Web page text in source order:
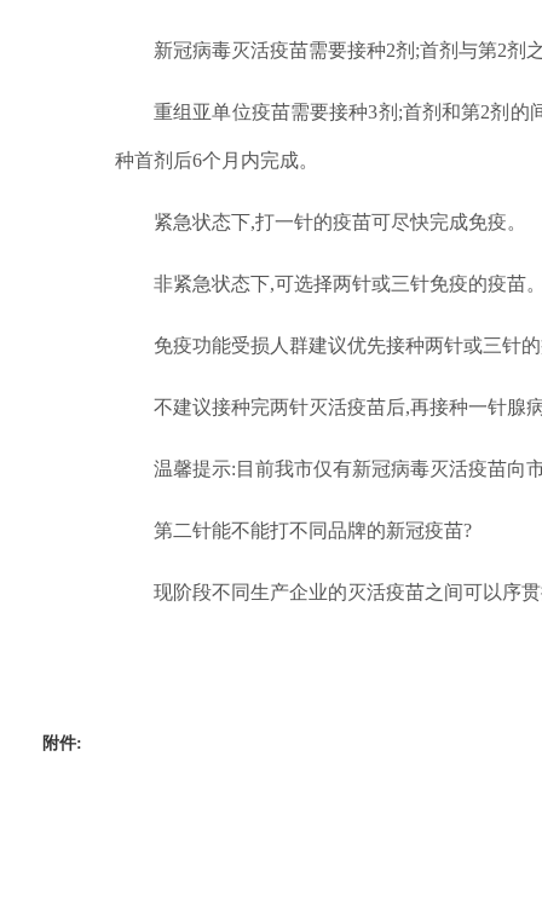
新冠病毒灭活疫苗需要接种2剂;首剂与第2剂
重组亚单位疫苗需要接种3剂;首剂和第2剂的
种首剂后6个月内完成。
紧急状态下,打一针的疫苗可尽快完成免疫。
非紧急状态下,可选择两针或三针免疫的疫苗
免疫功能受损人群建议优先接种两针或三针的
不建议接种完两针灭活疫苗后,再接种一针腺
温馨提示: 目前我市仅有新冠病毒灭活疫苗向
第二针能不能打不同品牌的新冠疫苗?
现阶段不同生产企业的灭活疫苗之间可以序贯
附件: